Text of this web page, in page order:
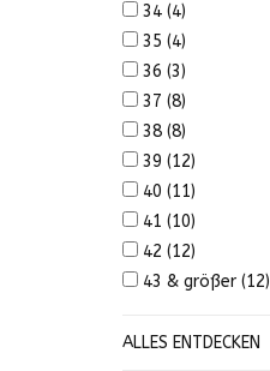
34 (4)
35 (4)
36 (3)
37 (8)
38 (8)
39 (12)
40 (11)
41 (10)
42 (12)
43 & größer (12)
ALLES ENTDECKEN